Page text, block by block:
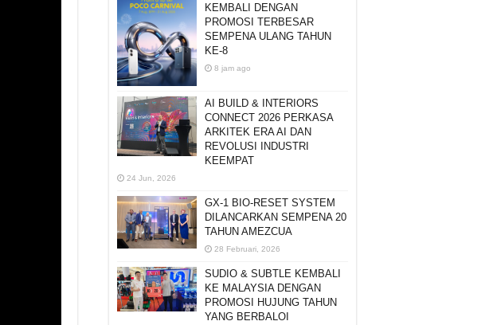
KEMBALI DENGAN
PROMOSI TERBESAR
SEMPENA ULANG TAHUN
KE-8
8 jam ago
AI BUILD & INTERIORS
CONNECT 2026 PERKASA
ARKITEK ERA AI DAN
REVOLUSI INDUSTRI
KEEMPAT
24 Jun, 2026
GX-1 BIO-RESET SYSTEM
DILANCARKAN SEMPENA 20
TAHUN AMEZCUA
28 Februari, 2026
SUDIO & SUBTLE KEMBALI
KE MALAYSIA DENGAN
PROMOSI HUJUNG TAHUN
YANG BERBALOI